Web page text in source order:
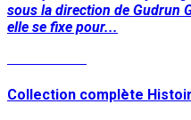
sous la direction de Gudrun
elle se fixe pour...
Collection complète